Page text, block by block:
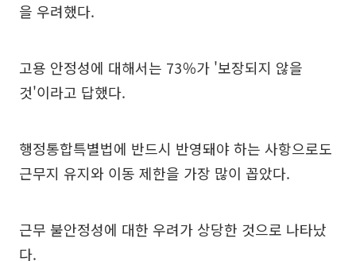
을 우려했다.
고용 안정성에 대해서는 73％가 '보장되지 않을
것'이라고 답했다.
행정통합특별법에 반드시 반영돼야 하는 사항으로도
근무지 유지와 이동 제한을 가장 많이 꼽았다.
근무 불안정성에 대한 우려가 상당한 것으로 나타났
다.